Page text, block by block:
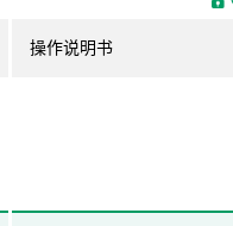
操作说明书